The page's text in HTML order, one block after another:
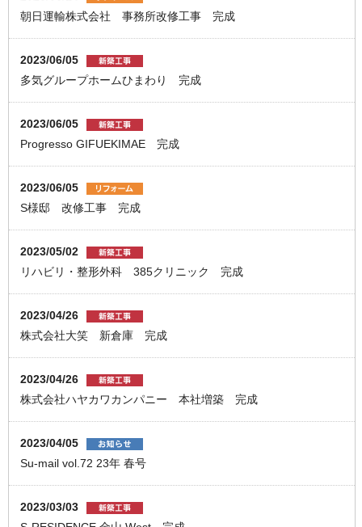
朝日運輸株式会社 事務所改修工事 完成
2023/06/05
多気グループホームひまわり 完成
2023/06/05
Progresso GIFUEKIMAE 完成
2023/06/05
S様邸 改修工事 完成
2023/05/02
リハビリ・整形外科 385クリニック 完成
2023/04/26
株式会社大笑 新倉庫 完成
2023/04/26
株式会社ハヤカワカンパニー 本社増築 完成
2023/04/05
Su-mail vol.72 23年 春号
2023/03/03